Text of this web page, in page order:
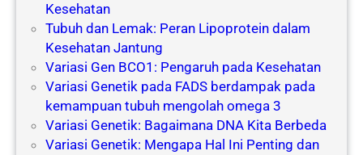
Kesehatan
Tubuh dan Lemak: Peran Lipoprotein dalam
Kesehatan Jantung
Variasi Gen BCO1: Pengaruh pada Kesehatan
Variasi Genetik pada FADS berdampak pada
kemampuan tubuh mengolah omega 3
Variasi Genetik: Bagaimana DNA Kita Berbeda
Variasi Genetik: Mengapa Hal Ini Penting dan